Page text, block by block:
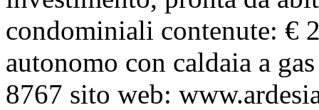
condominiali contenute: €
autonomo con caldaia a
8767 sito web: